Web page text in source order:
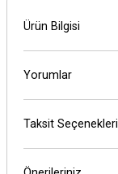
Ürün Bilgisi
Yorumlar
Taksit Seçenekleri